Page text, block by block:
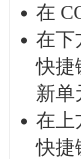
在
在下
快捷
新单
在上
快捷